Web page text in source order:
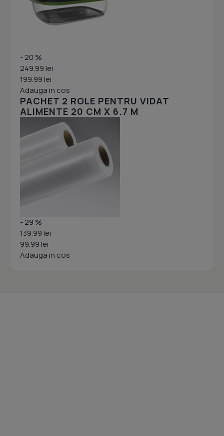
- 20 %
249.99 lei
199.99 lei
Adauga in cos
PACHET 2 ROLE PENTRU VIDAT
ALIMENTE 20 CM X 6.7 M
- 29 %
139.99 lei
99.99 lei
Adauga in cos